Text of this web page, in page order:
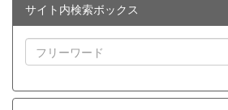
サイト内検索ボックス